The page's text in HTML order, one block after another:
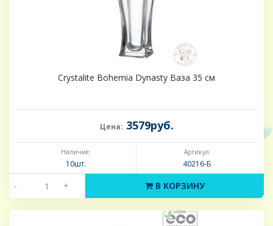
Crystalite Bohemia Dynasty Ваза 35 см
Цена: 3579руб.
Наличие:
10шт.
Артикул:
40216-Б
- + В КОРЗИНУ